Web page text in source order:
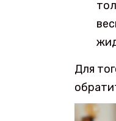
Для